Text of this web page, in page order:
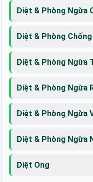
Diệt & Phòng Ngừa
Diệt & Phòng
Diệt & Phòng Ngừa
Diệt & Phòng Ngừa
Diệt & Phòng Ngừa
Diệt & Phòng Ngừa
Diệt Ong